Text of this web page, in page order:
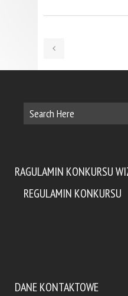
RAGULAMIN KONKURSU
REGULAMIN KONKURSU
DANE KONTAKTOWE